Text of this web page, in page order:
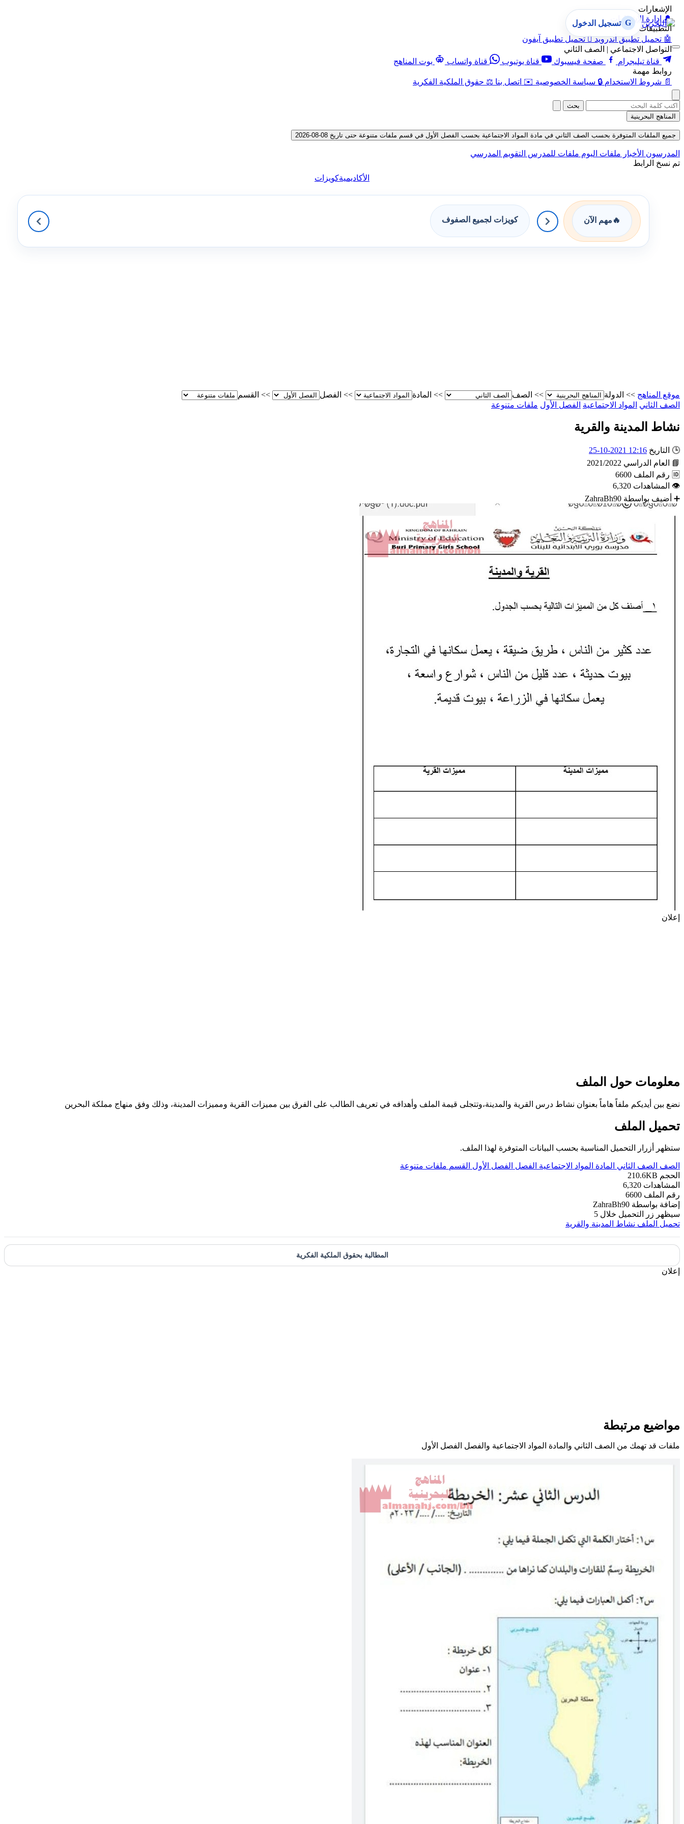
الإشعارات
🔔 إدارة الإشعارات
التطبيقات
🤖 تحميل تطبيق أندرويد  تحميل تطبيق آيفون
التواصل الاجتماعي | الصف الثاني
قناة تيليجرام
صفحة فيسبوك قناة يوتيوب قناة واتساب
بوت المناهج
روابط مهمة
📄 شروط الاستخدام 🔒 سياسة الخصوصية ✉️ اتصل بنا ⚖️ حقوق الملكية الفكرية
G تسجيل الدخول
بحث
المناهج البحرينية
جميع الملفات المتوفرة بحسب الصف الثاني في مادة المواد الاجتماعية بحسب الفصل الأول في قسم ملفات متنوعة حتى تاريخ 08-08-2026
المدرسون الأخبار ملفات اليوم ملفات للمدرس التقويم المدرسي
تم نسخ الرابط
الأكاديميةكويزات
🔥 مهم الآن كويزات لجميع الصفوف
موقع المناهج >> الدولة >> الصف >> المادة >> الفصل >> القسم
الصف الثاني المواد الاجتماعية الفصل الأول ملفات متنوعة
نشاط المدينة والقرية
🕒 التاريخ 12:16 2021-10-25
📘
العام الدراسي 2021/2022
🆔 رقم الملف 6600
👁 المشاهدات 6,320
➕ أضيف بواسطة ZahraBh90
إعلان
معلومات حول الملف
نضع بين أيديكم ملفاً هاماً بعنوان نشاط درس القرية والمدينة،وتتجلى قيمة الملف وأهدافه في تعريف الطالب على الفرق بين مميزات القرية ومميزات المدينة، وذلك وفق منهاج مملكة البحرين
تحميل الملف
ستظهر أزرار التحميل المناسبة بحسب البيانات المتوفرة لهذا الملف.
الصف الصف الثاني المادة المواد الاجتماعية الفصل الفصل الأول القسم ملفات متنوعة
الحجم 210.6KB
المشاهدات 6,320
رقم الملف 6600
إضافة بواسطة ZahraBh90
سيظهر زر التحميل خلال 5
تحميل الملف نشاط المدينة والقرية
المطالبة بحقوق الملكية الفكرية
إعلان
مواضيع مرتبطة
ملفات قد تهمك من الصف الثاني والمادة المواد الاجتماعية والفصل الفصل الأول